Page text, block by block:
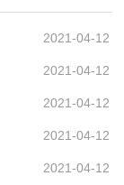
2021-04-12
2021-04-12
2021-04-12
2021-04-12
2021-04-12